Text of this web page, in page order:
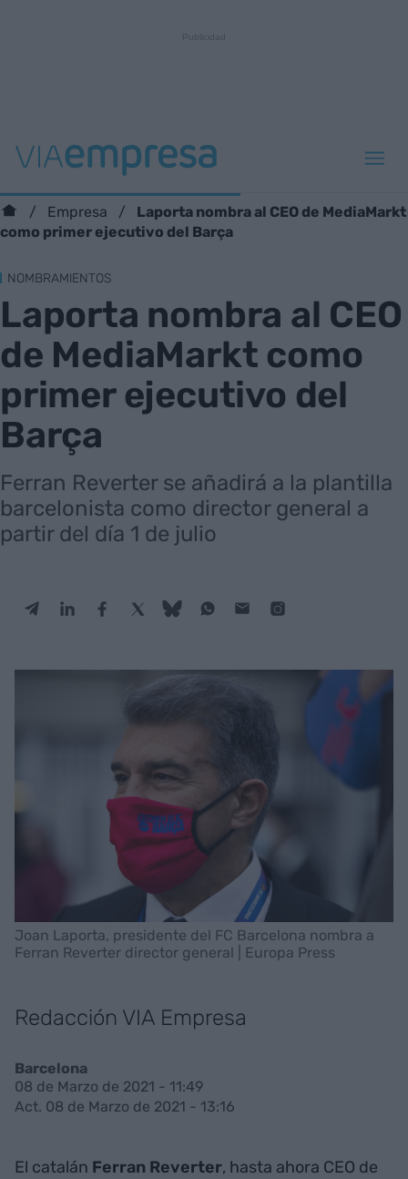
Empresa
Laporta nombra al CEO de MediaMarkt
como primer ejecutivo del Barça
NOMBRAMIENTOS
Laporta nombra al CEO
de MediaMarkt como
primer ejecutivo del
Barça
Ferran Reverter se añadirá a la plantilla
barcelonista como director general a
partir del día 1 de julio
Joan Laporta, presidente del FC Barcelona nombra a
Ferran Reverter director general | Europa Press
Redacción VIA Empresa
Barcelona
08 de Marzo de 2021 - 11:49
Act. 08 de Marzo de 2021 - 13:16
El catalán Ferran Reverter, hasta ahora CEO de